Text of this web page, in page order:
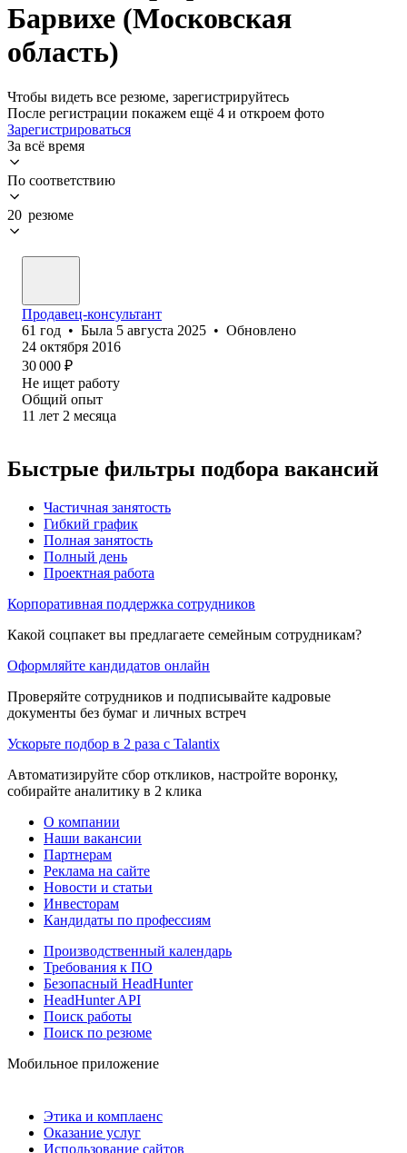
Барвихе (Московская
область)
Чтобы видеть все резюме, зарегистрируйтесь
После регистрации покажем ещё 4 и откроем фото
Зарегистрироваться
За всё время
По соответствию
20 резюме
Продавец-консультант
61 год • Была 5 августа 2025 • Обновлено
24 октября 2016
30 000 ₽
Не ищет работу
Общий опыт
11 лет 2 месяца
Быстрые фильтры подбора вакансий
Частичная занятость
Гибкий график
Полная занятость
Полный день
Проектная работа
Корпоративная поддержка сотрудников
Какой соцпакет вы предлагаете семейным сотрудникам?
Оформляйте кандидатов онлайн
Проверяйте сотрудников и подписывайте кадровые
документы без бумаг и личных встреч
Ускорьте подбор в 2 раза с Talantix
Автоматизируйте сбор откликов, настройте воронку,
собирайте аналитику в 2 клика
О компании
Наши вакансии
Партнерам
Реклама на сайте
Новости и статьи
Инвесторам
Кандидаты по профессиям
Производственный календарь
Требования к ПО
Безопасный HeadHunter
HeadHunter API
Поиск работы
Поиск по резюме
Мобильное приложение
Этика и комплаенс
Оказание услуг
Использование сайтов